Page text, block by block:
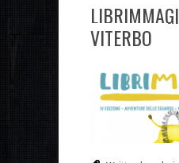
VITERBO